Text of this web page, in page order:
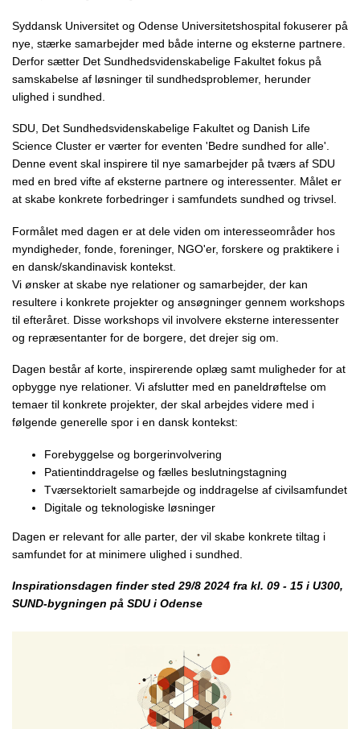
Syddansk Universitet og Odense Universitetshospital fokuserer på
nye, stærke samarbejder med både interne og eksterne partnere.
Derfor sætter Det Sundhedsvidenskabelige Fakultet fokus på
samskabelse af løsninger til sundhedsproblemer, herunder
ulighed i sundhed.
SDU, Det Sundhedsvidenskabelige Fakultet og Danish Life
Science Cluster er værter for eventen 'Bedre sundhed for alle'.
Denne event skal inspirere til nye samarbejder på tværs af SDU
med en bred vifte af eksterne partnere og interessenter. Målet er
at skabe konkrete forbedringer i samfundets sundhed og trivsel.
Formålet med dagen er at dele viden om interesseområder hos
myndigheder, fonde, foreninger, NGO'er, forskere og praktikere i
en dansk/skandinavisk kontekst.
Vi ønsker at skabe nye relationer og samarbejder, der kan
resultere i konkrete projekter og ansøgninger gennem workshops
til efteråret. Disse workshops vil involvere eksterne interessenter
og repræsentanter for de borgere, det drejer sig om.
Dagen består af korte, inspirerende oplæg samt muligheder for at
opbygge nye relationer. Vi afslutter med en paneldrøftelse om
temaer til konkrete projekter, der skal arbejdes videre med i
følgende generelle spor i en dansk kontekst:
Forebyggelse og borgerinvolvering
Patientinddragelse og fælles beslutningstagning
Tværsektorielt samarbejde og inddragelse af civilsamfundet
Digitale og teknologiske løsninger
Dagen er relevant for alle parter, der vil skabe konkrete tiltag i
samfundet for at minimere ulighed i sundhed.
Inspirationsdagen finder sted 29/8 2024 fra kl. 09 - 15 i U300,
SUND-bygningen på SDU i Odense